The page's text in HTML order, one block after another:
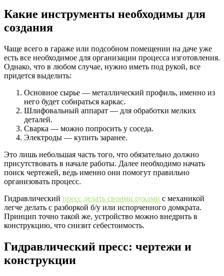
Какие инструменты необходимы для
создания
Чаще всего в гараже или подсобном помещении на даче уже
есть все необходимое для организации процесса изготовления.
Однако, что в любом случае, нужно иметь под рукой, все
придется выделить:
Основное сырье — металлический профиль, именно из
него будет собираться каркас.
Шлифовальный аппарат — для обработки мелких
деталей.
Сварка — можно попросить у соседа.
Электроды — купить заранее.
Это лишь небольшая часть того, что обязательно должно
присутствовать в начале работы. Далее необходимо начать
поиск чертежей, ведь именно они помогут правильно
организовать процесс.
Гидравлический пресс делать своими руками с механикой
легче делать с разборкой б/у или испорченного домкрата.
Принцип точно такой же, устройство можно внедрить в
конструкцию, что снизит себестоимость.
Гидравлический пресс: чертежи и
конструкции